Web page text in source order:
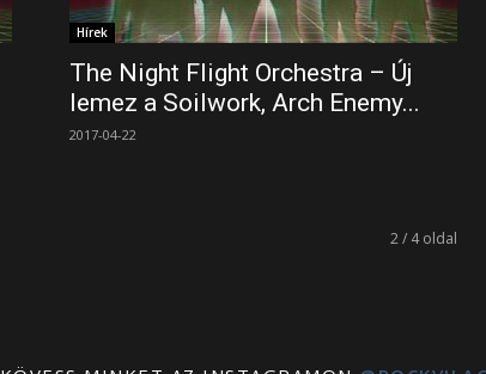
Hírek
The Night Flight Orchestra – Új
lemez a Soilwork, Arch Enemy...
2017-04-22
2 / 4 oldal